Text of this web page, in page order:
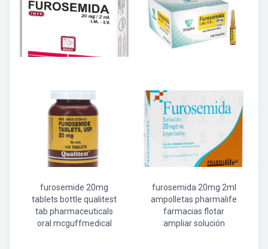
furosemide 20mg
tablets bottle qualitest
tab pharmaceuticals
oral mcguffmedical
furosemida 20mg 2ml
ampolletas pharmalife
farmacias flotar
ampliar solución